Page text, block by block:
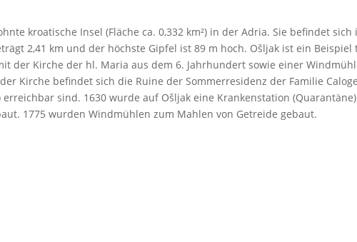
kroatische Insel (Fläche ca. 0,332 km²) in der Adria. Sie befindet sich
2,41 km und der höchste Gipfel ist 89 m hoch. Ošljak ist ein
der Kirche der hl. Maria aus dem 6. Jahrhundert sowie einer
Kirche befindet sich die Ruine der Sommerresidenz der Familie
erreichbar sind. 1630 wurde auf Ošljak eine Krankenstation
1775 wurden Windmühlen zum Mahlen von Getreide gebaut.